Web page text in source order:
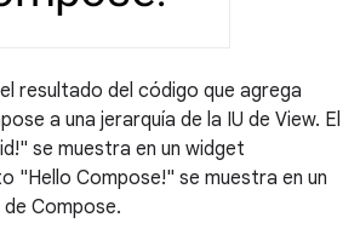
resultado del código que agrega
a una jerarquía de la IU de View. El
se muestra en un widget
"Hello Compose!" se muestra en un
Compose.